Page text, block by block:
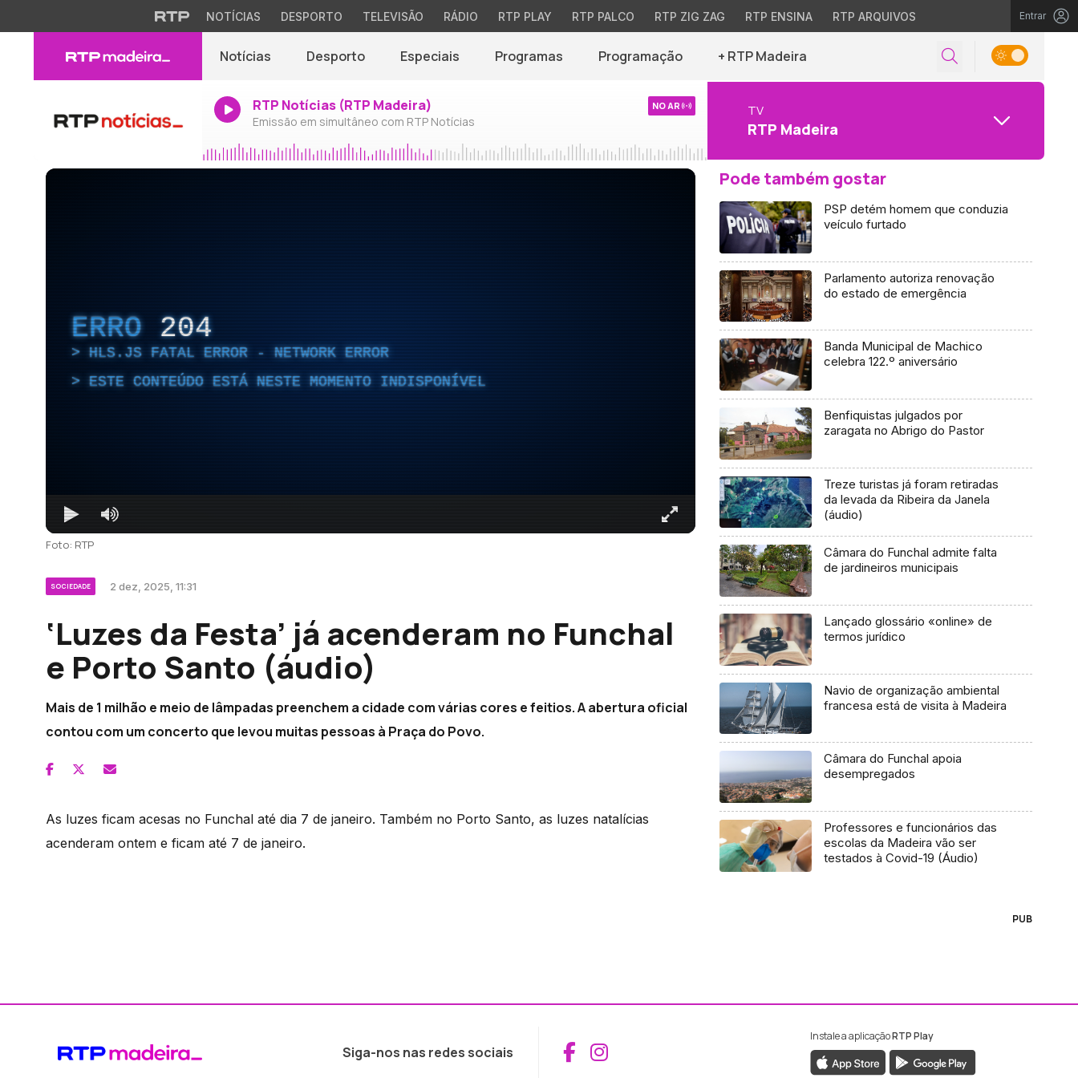
NOTÍCIAS DESPORTO TELEVISÃO RÁDIO RTP PLAY RTP PALCO RTP ZIG ZAG RTP ENSINA RTP ARQUIVOS Entrar
Notícias Desporto Especiais Programas Programação + RTP Madeira
RTP Notícias (RTP Madeira)
Emissão em simultâneo com RTP Notícias
NO AR TV
RTP Madeira
ERRO 204
HLS.JS FATAL ERROR - NETWORK ERROR
ESTE CONTEÚDO ESTÁ NESTE MOMENTO INDISPONÍVEL
Foto: RTP
SOCIEDADE 2 dez, 2025, 11:31
‘Luzes da Festa’ já acenderam no Funchal
e Porto Santo (áudio)
Mais de 1 milhão e meio de lâmpadas preenchem a cidade com várias cores e feitios. A abertura oficial
contou com um concerto que levou muitas pessoas à Praça do Povo.
As luzes ficam acesas no Funchal até dia 7 de janeiro. Também no Porto Santo, as luzes natalícias
acenderam ontem e ficam até 7 de janeiro.
Pode também gostar
PSP detém homem que conduzia
veículo furtado
Parlamento autoriza renovação
do estado de emergência
Banda Municipal de Machico
celebra 122.º aniversário
Benfiquistas julgados por
zaragata no Abrigo do Pastor
Treze turistas já foram retiradas
da levada da Ribeira da Janela
(áudio)
Câmara do Funchal admite falta
de jardineiros municipais
Lançado glossário «online» de
termos jurídico
Navio de organização ambiental
francesa está de visita à Madeira
Câmara do Funchal apoia
desempregados
Professores e funcionários das
escolas da Madeira vão ser
testados à Covid-19 (Áudio)
PUB
Siga-nos nas redes sociais Aceder ao Facebook da RTP Madeira
Aceder ao Instagram da RTP Madeira
Instale a aplicaçãoRTP Play